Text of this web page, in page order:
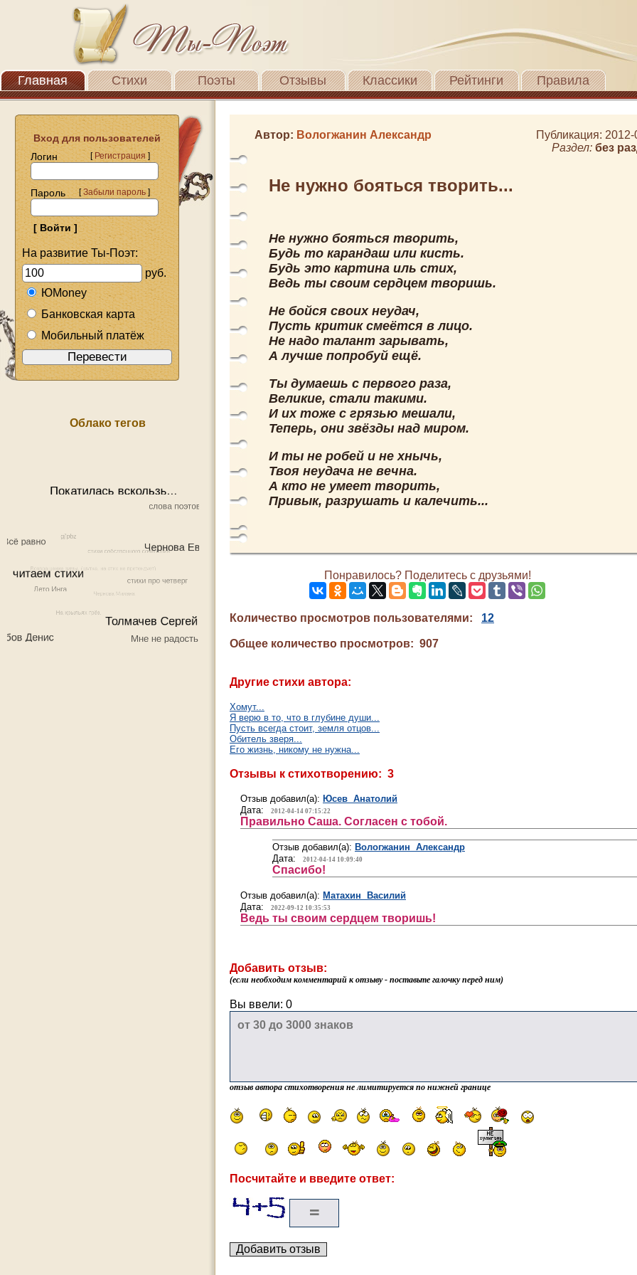
Главная Стихи Поэты Отзывы Классики Рейтинги Правила
Вход для пользователей
Логин
[Регистрация]
Пароль [Забыли пароль]
На развитие Ты-Поэт:
руб.
ЮMoney
Банковская карта
Мобильный платёж
Облако тегов
Автор: Вологжанин Александр
Публикация:
Раздел: без
Не нужно бояться творить...
Не нужно бояться творить,
Будь то карандаш или кисть.
Будь это картина иль стих,
Ведь ты своим сердцем творишь.
Не бойся своих неудач,
Пусть критик смеётся в лицо.
Не надо талант зарывать,
А лучше попробуй ещё.
Ты думаешь с первого раза,
Великие, стали такими.
И их тоже с грязью мешали,
Теперь, они звёзды над миром.
И ты не робей и не хнычь,
Твоя неудача не вечна.
А кто не умеет творить,
Привык, разрушать и калечить...
Понравилось? Поделитесь с друзьями!
Количество просмотров пользователями: 12
Общее количество просмотров: 907
Другие стихи автора:
Хомут...
Я верю в то, что в глубине души...
Пусть всегда стоит, земля отцов...
Обитель зверя...
Его жизнь, никому не нужна...
Отзывы к стихотворению: 3
Отзыв добавил(а): Юсев Анатолий
Дата:
2012-04-14 07:15:22
Правильно Саша. Согласен с тобой.
Отзыв добавил(а): Вологжанин Александр
Дата:
2012-04-14 10:09:40
Спасибо!
Отзыв добавил(а): Матахин Василий
Дата:
2022-09-12 10:35:53
Ведь ты своим сердцем творишь!
Добавить отзыв:
(если необходим комментарий к отзыву - поставьте галочку перед ним)
Вы ввели: 0
отзыв автора стихотворения не лимитируется по нижней границе
Посчитайте и введите ответ: